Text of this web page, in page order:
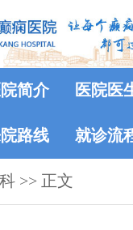
院简介 医院医
路线 就诊流
>> 正文